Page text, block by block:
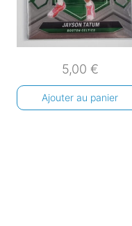
5,00 €
Ajouter au panier